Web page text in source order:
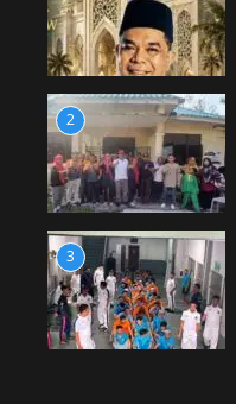
2
3